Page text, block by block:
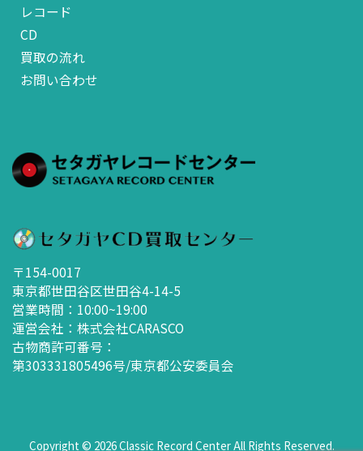
レコード
CD
買取の流れ
お問い合わせ
〒154-0017
東京都世田谷区世田谷4-14-5
営業時間：10:00~19:00
運営会社：株式会社CARASCO
古物商許可番号：
第303331805496号/東京都公安委員会
Copyright © 2026Classic Record CenterAll Rights Reserved.